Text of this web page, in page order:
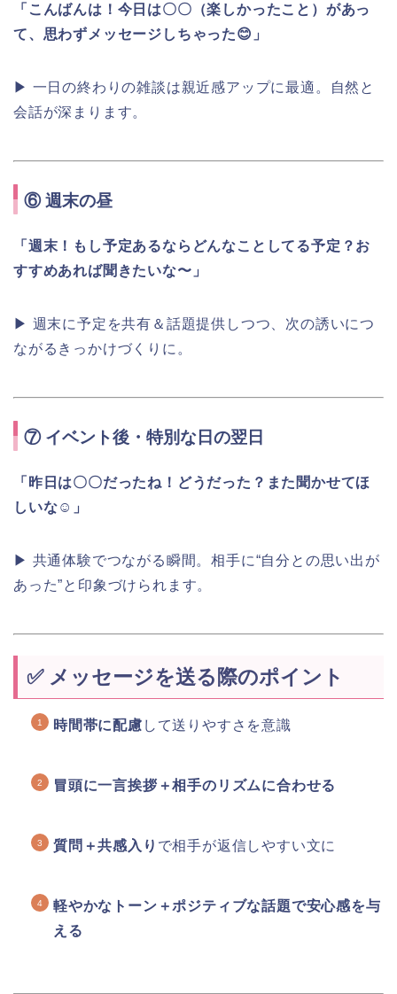
「こんばんは！今日は〇〇（楽しかったこと）があっ
て、思わずメッセージしちゃった😊」
▶ 一日の終わりの雑談は親近感アップに最適。自然と
会話が深まります。
⑥週末の昼
「週末！もし予定あるならどんなことしてる予定？お
すすめあれば聞きたいな〜」
▶ 週末に予定を共有＆話題提供しつつ、次の誘いにつ
ながるきっかけづくりに。
⑦ イベント後・特別な日の翌日
「昨日は〇〇だったね！どうだった？また聞かせてほ
しいな☺️」
▶ 共通体験でつながる瞬間。相手に“自分との思い出が
あった”と印象づけられます。
✅ メッセージを送る際のポイント
時間帯に配慮 して送りやすさを意識
冒頭に一言挨拶＋相手のリズムに合わせる
質問＋共感入り で相手が返信しやすい文に
軽やかなトーン＋ポジティブな話題で安心感を与
える